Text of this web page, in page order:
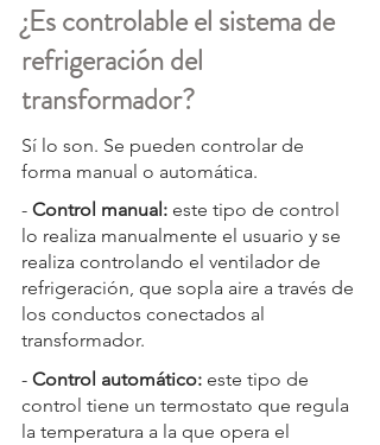
¿Es controlable el sistema de
refrigeración del
transformador?
Sí lo son. Se pueden controlar de
forma manual o automática.
- Control manual: este tipo de control
lo realiza manualmente el usuario y se
realiza controlando el ventilador de
refrigeración, que sopla aire a través de
los conductos conectados al
transformador.
- Control automático: este tipo de
control tiene un termostato que regula
la temperatura a la que opera el